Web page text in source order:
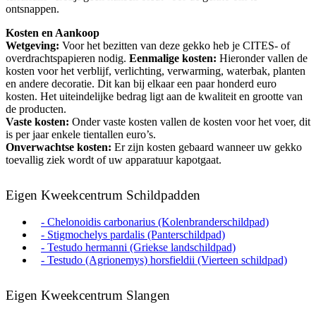
ontsnappen.
Kosten en Aankoop
Wetgeving: Voor het bezitten van deze gekko heb je CITES- of
overdrachtspapieren nodig. Eenmalige kosten: Hieronder vallen de
kosten voor het verblijf, verlichting, verwarming, waterbak, planten
en andere decoratie. Dit kan bij elkaar een paar honderd euro
kosten. Het uiteindelijke bedrag ligt aan de kwaliteit en grootte van
de producten.
Vaste kosten: Onder vaste kosten vallen de kosten voor het voer, dit
is per jaar enkele tientallen euro’s.
Onverwachtse kosten: Er zijn kosten gebaard wanneer uw gekko
toevallig ziek wordt of uw apparatuur kapotgaat.
Eigen Kweekcentrum Schildpadden
- Chelonoidis carbonarius (Kolenbranderschildpad)
- Stigmochelys pardalis (Panterschildpad)
- Testudo hermanni (Griekse landschildpad)
- Testudo (Agrionemys) horsfieldii (Vierteen schildpad)
Eigen Kweekcentrum Slangen